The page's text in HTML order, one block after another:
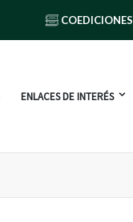
COEDICIONES
ENLACES DE INTERÉS